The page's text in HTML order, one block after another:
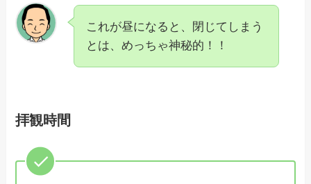
これが昼になると、閉じてしまう
とは、めっちゃ神秘的！！
拝観時間